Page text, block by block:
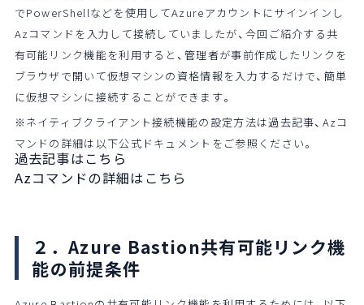
でPowerShellなどを使用してAzureアカウントにサインインし
Azコマンドを入力して接続していましたが、今回ご紹介する共
有可能リンク機能を利用すると、管理者が事前作成したリンクを
ブラウザで開いて仮想マシンの資格情報を入力するだけで、簡単
に仮想マシンに接続することができます。
※ネイティブクライアント接続機能の設定方法は過去記事、Azコ
マンドの詳細は以下公式ドキュメントをご参照ください。
過去記事はこちら
Azコマンドの詳細はこちら
２．Azure Bastion共有可能リンク機
能の前提条件